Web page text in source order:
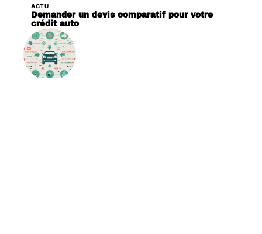
ACTU
Demander un devis comparatif pour votre
crédit auto